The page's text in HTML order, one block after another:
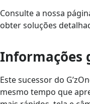
Consulte a nossa
obter soluções
Informações
Este sucessor do
mesmo tempo que